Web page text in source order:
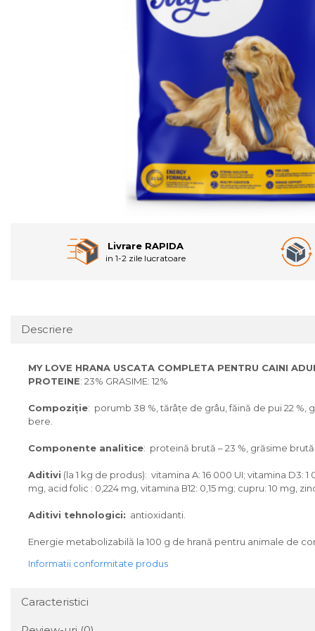
Livrare RAPIDA
in 1-2 zile lucratoare
Descriere
MY LOVE HRANA USCATA COMPLETA PENTRU CAINI
PROTEINE: 23% GRASIME: 12%
Compoziție: porumb 38 %, tărâțe de grâu, făină de pui 22
bere.
Componente analitice: proteină brută – 23 %, grăsime brută
Aditivi (la 1 kg de produs): vitamina A: 16 000 UI; vitamina D3:
mg, acid folic : 0,224 mg, vitamina В12: 0,15 mg; cupru: 10 mg,
Aditivi tehnologici: antioxidanti.
Energie metabolizabilă la 100 g de hrană pentru animale de
Informatii conformitate produs
Caracteristici